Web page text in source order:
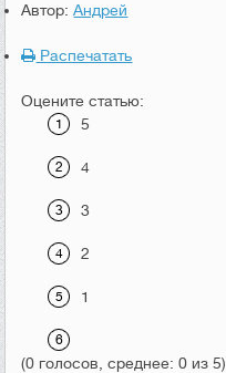
Автор:Андрей
Распечатать
Оцените статью:
5
4
3
2
1
(0 голосов, среднее: 0 из 5)